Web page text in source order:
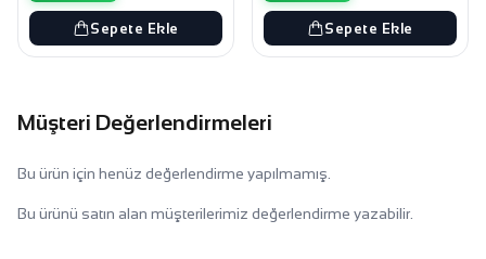
Sepete Ekle Sepete Ekle
Müşteri Değerlendirmeleri
Bu ürün için henüz değerlendirme yapılmamış.
Bu ürünü satın alan müşterilerimiz değerlendirme yazabilir.